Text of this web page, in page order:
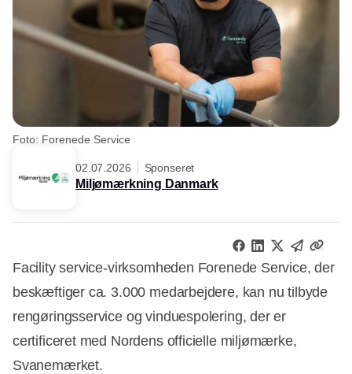
Foto: Forenede Service
02.07.2026 Sponseret
Miljømærkning Danmark
Facility service-virksomheden Forenede Service, der
beskæftiger ca. 3.000 medarbejdere, kan nu tilbyde
rengøringsservice og vinduespolering, der er
certificeret med Nordens officielle miljømærke,
Svanemærket.